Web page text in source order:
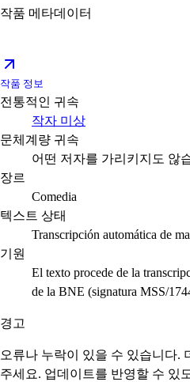
작품 메타데이터
작품 정보
전통적인 귀속
작자 미상
문체계량 귀속
어떤 저자를 가리키지도 않
장르
Comedia
텍스트 상태
Transcripción automática de
기원
El texto procede de la
de la BNE (signatura MSS/
경고
오류나 누락이 있을 수 있습니다.
주세요. 업데이트를 반영할 수 있